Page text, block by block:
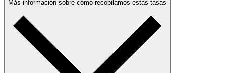
Más información sobre cómo recopilamos estas tasas